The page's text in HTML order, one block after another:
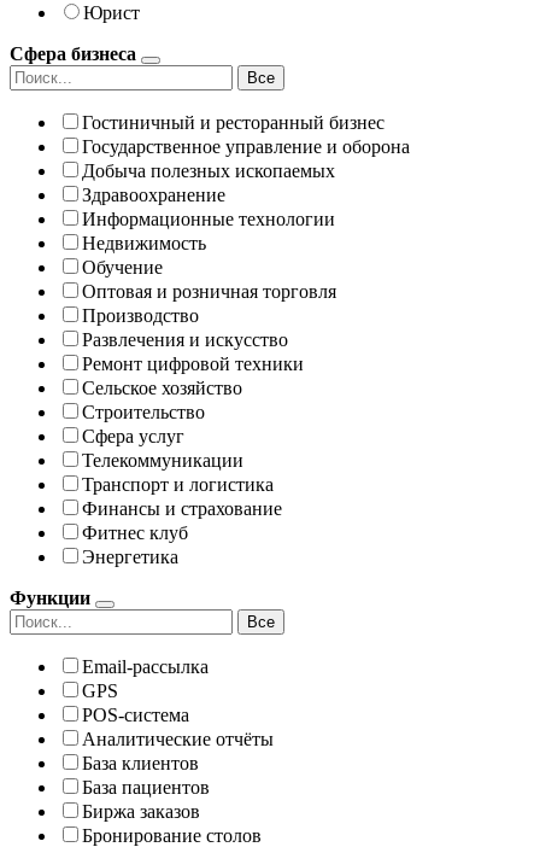
Юрист
Сфера бизнеса
Все
Гостиничный и ресторанный бизнес
Государственное управление и оборона
Добыча полезных ископаемых
Здравоохранение
Информационные технологии
Недвижимость
Обучение
Оптовая и розничная торговля
Производство
Развлечения и искусство
Ремонт цифровой техники
Сельское хозяйство
Строительство
Сфера услуг
Телекоммуникации
Транспорт и логистика
Финансы и страхование
Фитнес клуб
Энергетика
Функции
Все
Email-рассылка
GPS
POS-система
Аналитические отчёты
База клиентов
База пациентов
Биржа заказов
Бронирование столов